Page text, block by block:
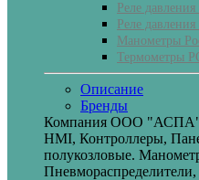
Реле
Реле
Манометры
Термометры
Описание
Бренды
Компания ООО "АСПА" -
HMI, Контроллеры,
полукозловые.
Пневмораспределители,